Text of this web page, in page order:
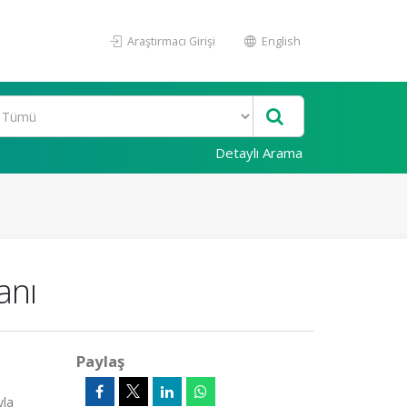
Araştırmacı Girişi English
Detaylı Arama
Paylaş